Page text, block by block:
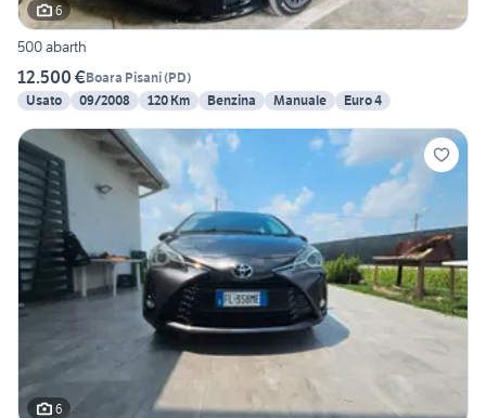
6
500 abarth
12.500 €Boara Pisani(PD)
Usato
09/2008 120 Km Benzina Manuale Euro 4
6